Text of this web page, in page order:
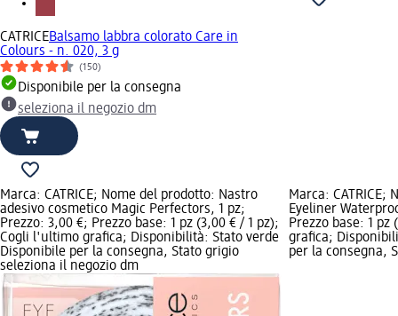
CATRICEBalsamo labbra colorato Care in
Colours - n. 020, 3 g
(150)
Disponibile per la consegna
seleziona il negozio dm
Marca: CATRICE; Nome del prodotto: Nastro
adesivo cosmetico Magic Perfectors, 1 pz;
Prezzo: 3,00 €; Prezzo base: 1 pz (3,00 € / 1 pz);
Cogli l'ultimo grafica; Disponibilità: Stato verde
Disponibile per la consegna, Stato grigio
seleziona il negozio dm
Marca: CATRICE;
Eyeliner
Prezzo base: 1
grafica;
per la consegna,